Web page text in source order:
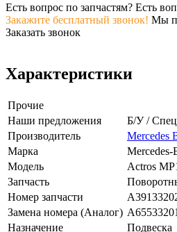
Есть вопрос по запчастям? Есть
Закажите бесплатный звонок! Мы
Заказать звонок
Характеристики
Прочие
Наши предложения
Б/У /
Производитель
Mercedes
Марка
Mercedes-
Модель
Actros
Запчасть
Номер запчасти
Замена номера (Аналог)
Назначение
Подвеска